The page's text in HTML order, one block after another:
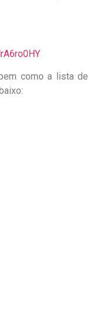
como a lista de